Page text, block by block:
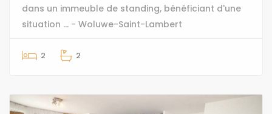
dans un immeuble de standing, bénéficiant d'une
situation ... - Woluwe-Saint-Lambert
2 2